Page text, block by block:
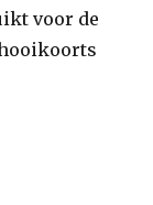
voor de